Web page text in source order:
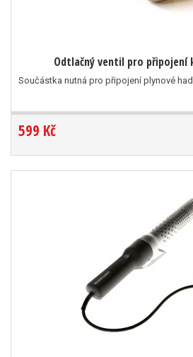
Odtlačný ventil pro připojení
Součástka nutná pro připojení plynové
599 Kč